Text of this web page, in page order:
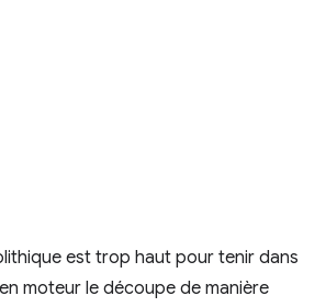
est trop haut pour tenir dans
moteur le découpe de manière